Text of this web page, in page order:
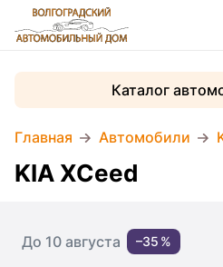
Главная Автомобили
Каталог
KIA XCeed
До 10 августа –35 %